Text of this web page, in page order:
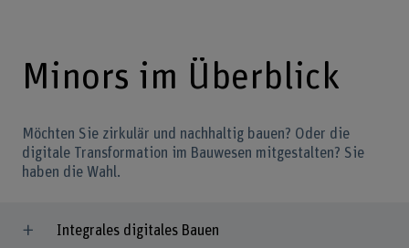
Minors im Überblick
Möchten Sie zirkulär und nachhaltig bauen? Oder die
digitale Transformation im Bauwesen mitgestalten? Sie
haben die Wahl.
Integrales digitales Bauen